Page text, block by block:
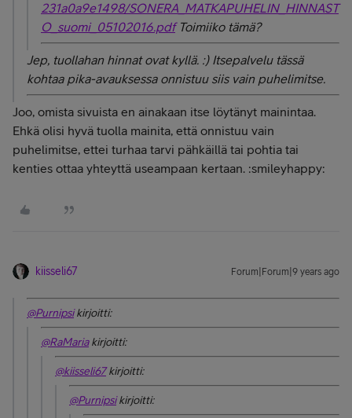
231a0a9e1498/SONERA_MATKAPUHELIN_HINNAST
O_suomi_05102016.pdfToimiiko tämä?
Jep, tuollahan hinnat ovat kyllä. :) Itsepalvelu tässä
kohtaa pika-avauksessa onnistuu siis vain puhelimitse.
Joo, omista sivuista en ainakaan itse löytänyt mainintaa.
Ehkä olisi hyvä tuolla mainita, että onnistuu vain
puhelimitse, ettei turhaa tarvi pähkäillä tai pohtia tai
kenties ottaa yhteyttä useampaan kertaan. :smileyhappy:
kiisseli67 Forum|Forum|9 years ago
@Purnipsikirjoitti:
@RaMariakirjoitti:
@kiisseli67kirjoitti:
@Purnipsikirjoitti: